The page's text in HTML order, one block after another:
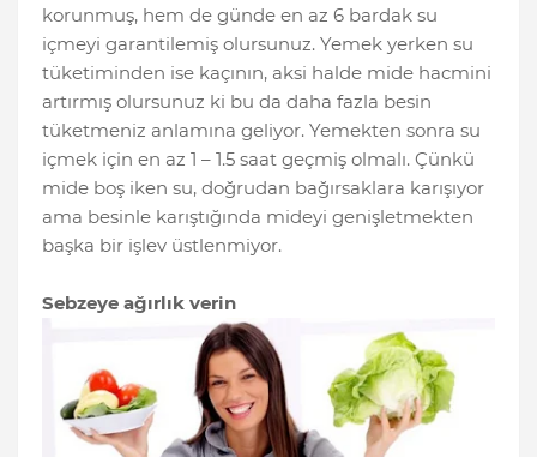
korunmuş, hem de günde en az 6 bardak su
içmeyi garantilemiş olursunuz. Yemek yerken su
tüketiminden ise kaçının, aksi halde mide hacmini
artırmış olursunuz ki bu da daha fazla besin
tüketmeniz anlamına geliyor. Yemekten sonra su
içmek için en az 1 – 1.5 saat geçmiş olmalı. Çünkü
mide boş iken su, doğrudan bağırsaklara karışıyor
ama besinle karıştığında mideyi genişletmekten
başka bir işlev üstlenmiyor.
Sebzeye ağırlık verin